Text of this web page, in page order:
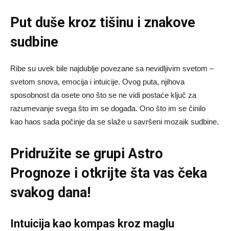
Put duše kroz tišinu i znakove
sudbine
Ribe su uvek bile najdublje povezane sa nevidljivim svetom –
svetom snova, emocija i intuicije. Ovog puta, njihova
sposobnost da osete ono što se ne vidi postaće ključ za
razumevanje svega što im se događa. Ono što im se činilo
kao haos sada počinje da se slaže u savršeni mozaik sudbine.
Pridružite se grupiAstro
Prognoze i otkrijte šta vas čeka
svakog dana!
Intuicija kao kompas kroz maglu